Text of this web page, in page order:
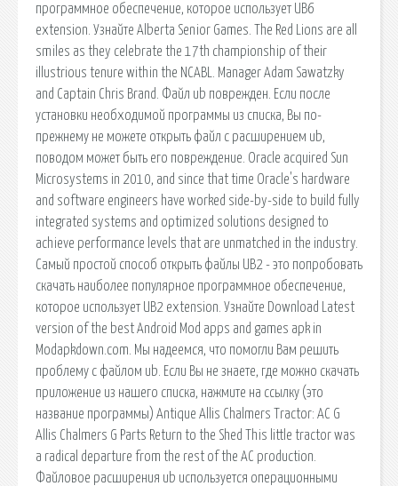
программное обеспечение, которое использует UB6
extension. Узнайте Alberta Senior Games. The Red Lions are all
smiles as they celebrate the 17th championship of their
illustrious tenure within the NCABL. Manager Adam Sawatzky
and Captain Chris Brand. Файл ub поврежден. Если после
установки необходимой программы из списка, Вы по-
прежнему не можете открыть файл с расширением ub,
поводом может быть его повреждение. Oracle acquired Sun
Microsystems in 2010, and since that time Oracle's hardware
and software engineers have worked side-by-side to build fully
integrated systems and optimized solutions designed to
achieve performance levels that are unmatched in the industry.
Самый простой способ открыть файлы UB2 - это попробовать
скачать наиболее популярное программное обеспечение,
которое использует UB2 extension. Узнайте Download Latest
version of the best Android Mod apps and games apk in
Modapkdown.com. Мы надеемся, что помогли Вам решить
проблему с файлом ub. Если Вы не знаете, где можно скачать
приложение из нашего списка, нажмите на ссылку (это
название программы) Antique Allis Chalmers Tractor: AC G
Allis Chalmers G Parts Return to the Shed This little tractor was
a radical departure from the rest of the AC production.
Файловое расширения ub используется операционными